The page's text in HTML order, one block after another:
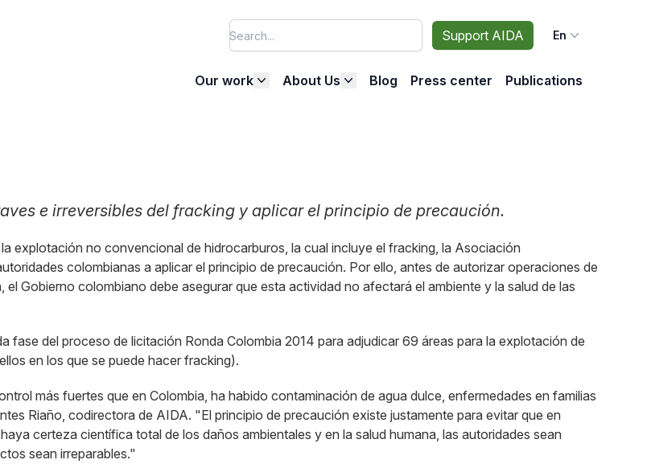
Support AIDA En
Our work About Us Blog Press center Publications
e irreversibles del fracking y aplicar el principio de precaución.
explotación no convencional de hidrocarburos, la cual incluye el fracking, la Asociación
colombianas a aplicar el principio de precaución. Por ello, antes de autorizar operaciones de
Gobierno colombiano debe asegurar que esta actividad no afectará el ambiente y la salud de las
fase del proceso de licitación Ronda Colombia 2014 para adjudicar 69 áreas para la explotación de
en los que se puede hacer fracking).
más fuertes que en Colombia, ha habido contaminación de agua dulce, enfermedades en familias
Riaño, codirectora de AIDA. "El principio de precaución existe justamente para evitar que en
certeza científica total de los daños ambientales y en la salud humana, las autoridades sean
sean irreparables."